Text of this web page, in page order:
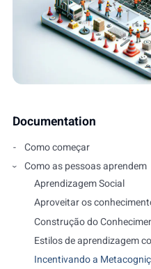
Documentation
Como começar
Como as pessoas aprendem
Aprendizagem Social
Aproveitar os conhecimentos e
Construção do
Estilos de aprendizagem
Incentivando a